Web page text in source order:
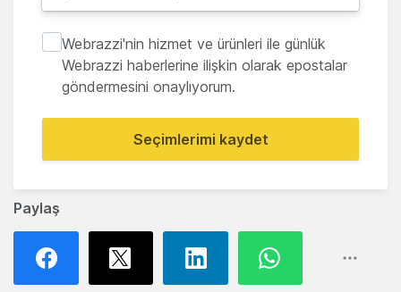
Paylaş
Webrazzi'nin hizmet ve ürünleri ile günlük
Webrazzi haberlerine ilişkin olarak epostalar
göndermesini onaylıyorum.
Seçimlerimi kaydet